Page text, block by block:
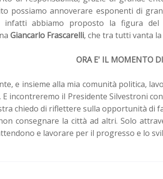
possiamo annoverare esponenti di
infatti abbiamo proposto la figura
Giancarlo Frascarelli, che tra tutti vanta
ORA E' IL MOMENTO
e insieme alla mia comunità politica,
E incontreremo il Presidente Silvestroni
chiedo di riflettere sulla opportunità di
consegnare la città ad altri. Solo
e lavorare per il progresso e lo